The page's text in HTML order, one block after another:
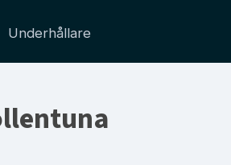
Underhållare